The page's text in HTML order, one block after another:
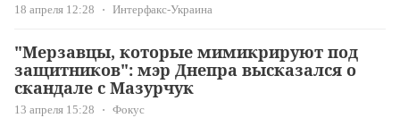
18 апреля 12:28 Интерфакс-Украина
"Мерзавцы, которые мимикрируют под
защитников": мэр Днепра высказался о
скандале с Мазурчук
13 апреля 15:28 Фокус